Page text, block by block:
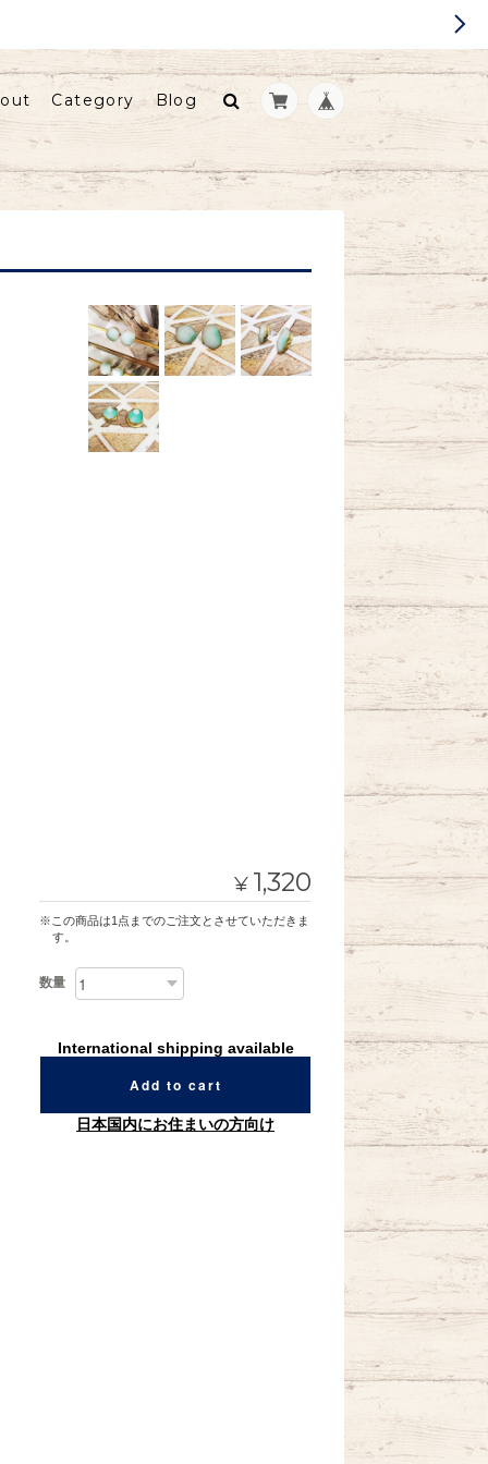
Category Blog
¥ 1,320
※この商品は1点までのご注文とさせていただきま
す。
数量
International shipping available
Add to cart
日本国内にお住まいの方向け